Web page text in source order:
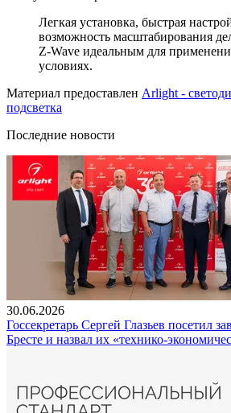
Легкая установка, быстрая
возможность масштабирования
Z-Wave идеальным для
условиях.
Материал предоставлен Arlight -
подсветка
Последние новости
30.06.2026
Госсекретарь Сергей Глазьев посетил
Бресте и назвал их «технико-